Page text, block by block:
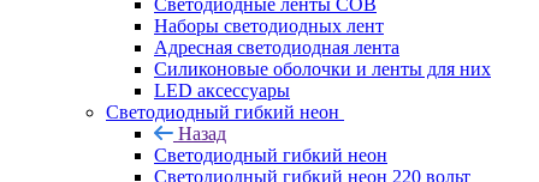
Светодиодные ленты COB
Наборы светодиодных лент
Адресная светодиодная лента
Силиконовые оболочки и ленты для них
LED аксессуары
Светодиодный гибкий неон
Назад
Светодиодный гибкий неон
Светодиодный гибкий неон 220 вольт